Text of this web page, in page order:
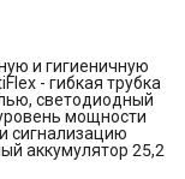
и гигиеничную
- гибкая трубка
светодиодный
мощности
сигнализацию
аккумулятор 25,2